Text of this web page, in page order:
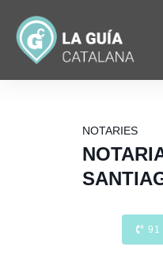
NOTARIES
91